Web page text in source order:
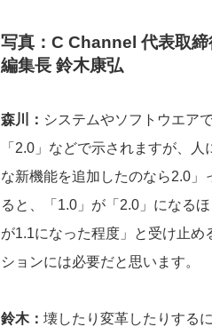
写真：C Channel 代表取
編集長 鈴木康弘
森川： システムやソフトウエア
「2.0」などで示されますが、
な新機能を追加したのなら2.0
ると、「1.0」が「2.0」になる
が1.1になった程度」と受け止
ションには必要だと思います。
鈴木： 壊したり変革したりする